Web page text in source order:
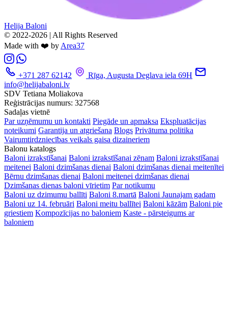
Helija Baloni
© 2022-2026 | All Rights Reserved
Made with ❤️ byArea37
+371 287 62142
Rīga, Augusta Deglava iela 69H
info@helijabaloni.lv
SDV Tetiana Moliakova
Reģistrācijas numurs: 327568
Sadaļas vietnē
Par uzņēmumu un kontakti Piegāde un apmaksa Ekspluatācijas
noteikumi Garantija un atgriešana Blogs Privātuma politika
Vairumtirdzniecības veikals gaisa dizaineriem
Balonu katalogs
Baloni izrakstīšanai Baloni izrakstīšanai zēnam Baloni izrakstīšanai
meitenei Baloni dzimšanas dienai Baloni dzimšanas dienai meitenītei
Bērnu dzimšanas dienai Baloni meitenei dzimšanas dienai
Dzimšanas dienas baloni vīrietim Par notikumu
Baloni uz dzimumu ballīti Baloni 8.martā Baloni Jaunajam gadam
Baloni uz 14. februāri Baloni meitu ballītei Baloni kāzām Baloni pie
griestiem Kompozīcijas no baloniem Kaste - pārsteigums ar
baloniem